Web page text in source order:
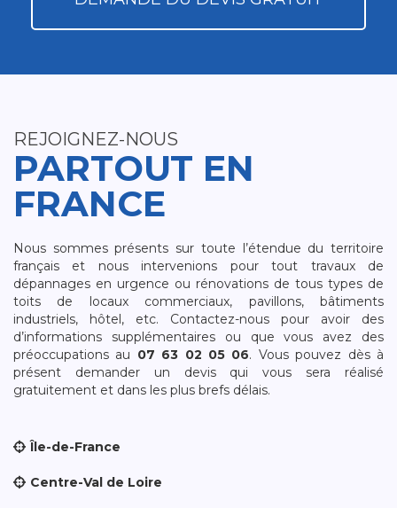
REJOIGNEZ-NOUS
PARTOUT EN
FRANCE
Nous sommes présents sur toute l’étendue du territoire
français et nous intervenions pour tout travaux de
dépannages en urgence ou rénovations de tous types de
toits de locaux commerciaux, pavillons, bâtiments
industriels, hôtel, etc. Contactez-nous pour avoir des
d’informations supplémentaires ou que vous avez des
préoccupations au 07 63 02 05 06. Vous pouvez dès à
présent demander un devis qui vous sera réalisé
gratuitement et dans les plus brefs délais.
Île-de-France
Centre-Val de Loire